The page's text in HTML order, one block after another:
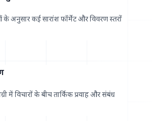
अनुसार कई सारांश फॉर्मेट और विवरण स्तरों
में विचारों के बीच तार्किक प्रवाह और संबंध